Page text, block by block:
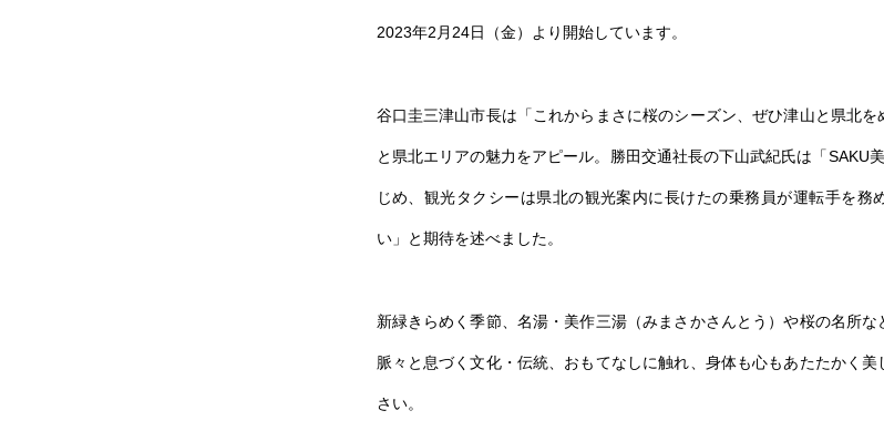
2023年2月24日（金）より開始しています。
谷口圭三津山市長は「これからまさに桜のシーズン、ぜひ津山と県北を
と県北エリアの魅力をアピール。勝田交通社長の下山武紀氏は「SAKU
じめ、観光タクシーは県北の観光案内に長けたの乗務員が運転手を務
い」と期待を述べました。
新緑きらめく季節、名湯・美作三湯（みまさかさんとう）や桜の名所
脈々と息づく文化・伝統、おもてなしに触れ、身体も心もあたたかく
さい。